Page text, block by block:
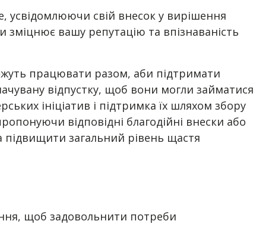
усвідомлюючи свій внесок у вирішення
вашу репутацію та впізнаваність
працювати разом, аби підтримати
відпустку, щоб вони могли займатися
ініціатив і підтримка їх шляхом збору
відповідні благодійні внески або
підвищити загальний рівень щастя
щоб задовольнити потреби